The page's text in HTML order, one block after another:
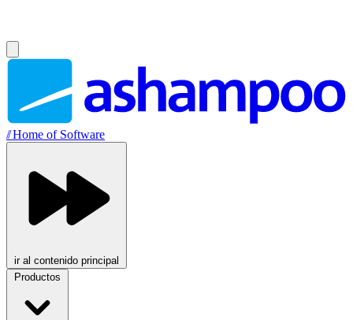
//Home of Software
ir al contenido principal
Productos